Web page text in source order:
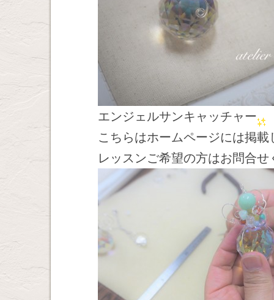
エンジェルサンキャッチャー
こちらはホームページには掲
レッスンご希望の方はお問合せ